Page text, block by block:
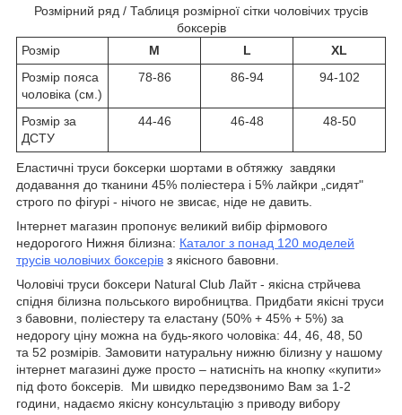
Розмірний ряд / Таблиця розмірної сітки чоловічих трусів
боксерів
Розмір
M L
XL
Розмір пояса
чоловіка (см.)
78-86 86-94 94-102
Розмір за
ДСТУ
44-46 46-48 48-50
Еластичні труси боксерки шортами в обтяжку завдяки
додавання до тканини 45% поліестера і 5% лайкри „сидят"
строго по фігурі - нічого не звисає, ніде не давить.
Інтернет магазин пропонує великий вибір фірмового
недорогого Нижня білизна: Каталог з понад 120 моделей
трусів чоловічих боксерів з якісного бавовни.
Чоловічі труси боксери Natural Club Лайт - якісна стрйчева
спідня білизна польського виробництва. Придбати якісні труси
з бавовни, поліестеру та еластану (50% + 45% + 5%) за
недорогу ціну можна на будь-якого чоловіка: 44, 46, 48, 50
та 52 розмірів. Замовити натуральну нижню білизну у нашому
інтернет магазині дуже просто – натисніть на кнопку «купити»
під фото боксерів. Ми швидко передзвонимо Вам за 1-2
години, надаємо якісну консультацію з приводу вибору